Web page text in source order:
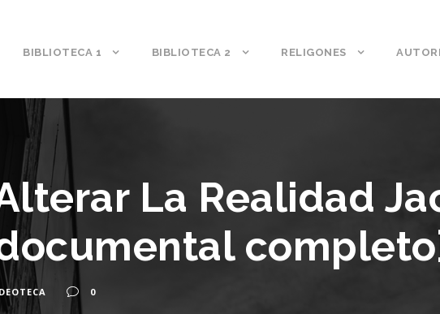
BIBLIOTECA 1 BIBLIOTECA 2 RELIGONES
La Realidad
0